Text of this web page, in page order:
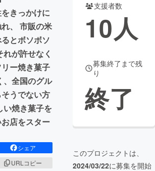
Social Good
CAMPFIRE Creation
ふるさと納税machi-ya コミュニティ
きっかけに
、 市販の米
とボソボソ
が許せなく
ー焼き菓子
、全国のグル
うでない方
い焼き菓子を
店をスター
シェア
URLコピー
支援者数
10人
募集終了まで残
り
終了
このプロジェクトは、
2024/03/22に募集を開始